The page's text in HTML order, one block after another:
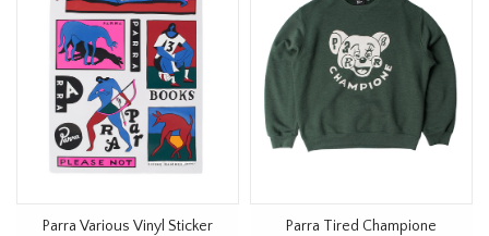
Parra Various Vinyl Sticker
Parra Tired Champione